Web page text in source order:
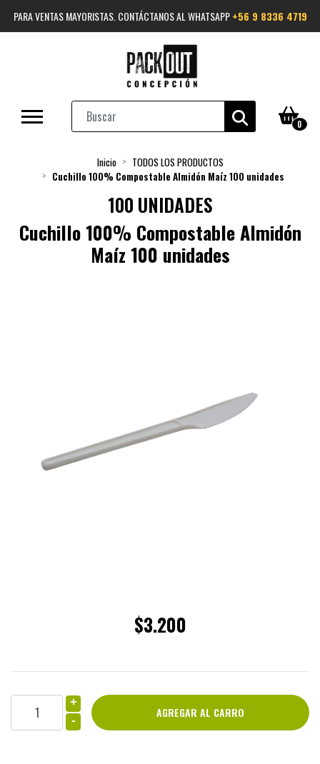
PARA VENTAS MAYORISTAS. CONTÁCTANOS AL WHATSAPP+56 9 8336 4719
0
Inicio
TODOS LOS PRODUCTOS
Cuchillo 100% Compostable Almidón Maíz 100 unidades
100 UNIDADES
Cuchillo 100% Compostable Almidón
Maíz 100 unidades
$3.200
+
-